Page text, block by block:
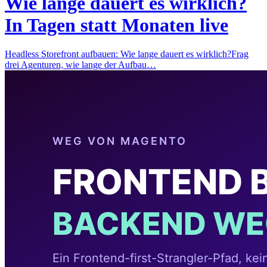
In Tagen statt Monaten live
Headless Storefront aufbauen: Wie lange dauert es wirklich?Frag
drei Agenturen, wie lange der Aufbau…